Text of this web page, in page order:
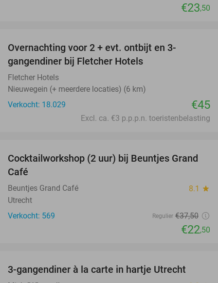
€23,50
Overnachting voor 2 + evt. ontbijt en 3-
gangendiner bij Fletcher Hotels
Fletcher Hotels
Nieuwegein (+ meerdere locaties) (6 km)
Verkocht: 18.029
€45
Excl. ca. €3 p.p.p.n. toeristenbelasting
40%
Cocktailworkshop (2 uur) bij Beuntjes Grand
Café
Beuntjes Grand Café 8.1 star
Utrecht
Verkocht: 569
Regulier €37,50
€22,50
3-gangendiner à la carte in hartje Utrecht